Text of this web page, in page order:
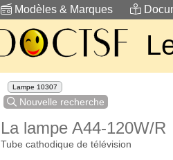
Modèles & Marques
Lampe 10307
Nouvelle recherche
La lampe A44-120W/R
Tube cathodique de télévision